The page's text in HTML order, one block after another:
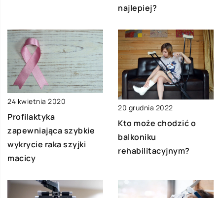
najlepiej?
24 kwietnia 2020
Profilaktyka
zapewniająca szybkie
wykrycie raka szyjki
macicy
20 grudnia 2022
Kto może chodzić o
balkoniku
rehabilitacyjnym?